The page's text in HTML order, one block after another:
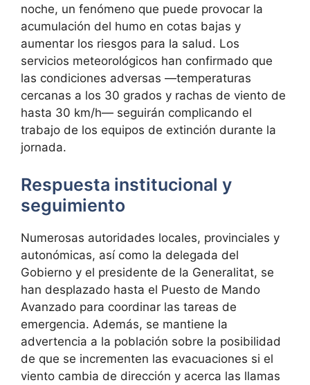
noche, un fenómeno que puede provocar la
acumulación del humo en cotas bajas y
aumentar los riesgos para la salud. Los
servicios meteorológicos han confirmado que
las condiciones adversas —temperaturas
cercanas a los 30 grados y rachas de viento de
hasta 30 km/h— seguirán complicando el
trabajo de los equipos de extinción durante la
jornada.
Respuesta institucional y
seguimiento
Numerosas autoridades locales, provinciales y
autonómicas, así como la delegada del
Gobierno y el presidente de la Generalitat, se
han desplazado hasta el Puesto de Mando
Avanzado para coordinar las tareas de
emergencia. Además, se mantiene la
advertencia a la población sobre la posibilidad
de que se incrementen las evacuaciones si el
viento cambia de dirección y acerca las llamas